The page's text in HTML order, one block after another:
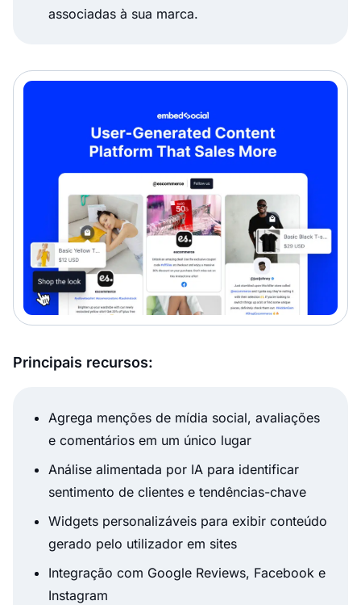
associadas à sua marca.
Principais recursos:
Agrega menções de mídia social, avaliações
e comentários em um único lugar
Análise alimentada por IA para identificar
sentimento de clientes e tendências-chave
Widgets personalizáveis para exibir conteúdo
gerado pelo utilizador em sites
Integração com Google Reviews, Facebook e
Instagram